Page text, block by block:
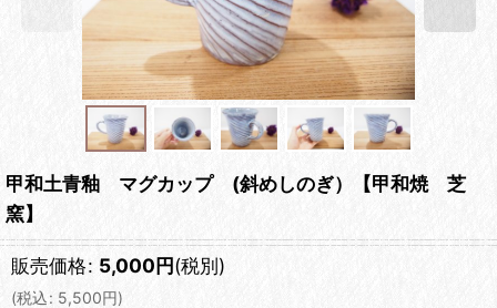
甲和土青釉 マグカップ (斜めしのぎ）【甲和焼 芝
窯】
販売価格: 5,000円(税別)
(税込: 5,500円)